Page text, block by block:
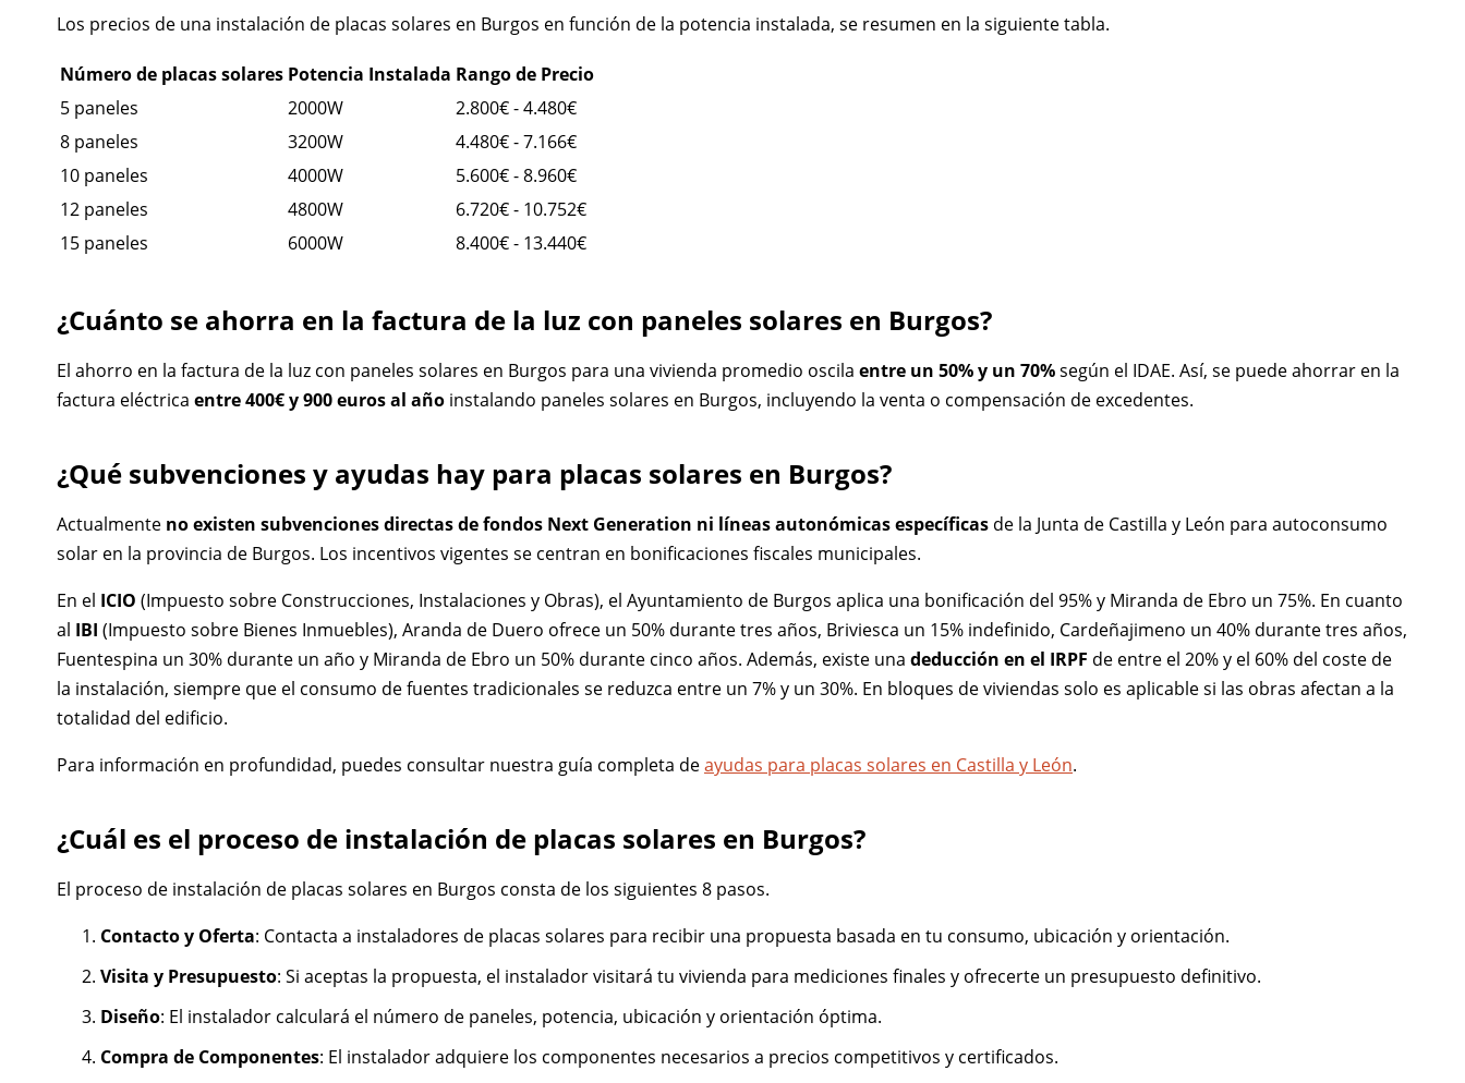
Los precios de una instalación de placas solares en Burgos en función de la potencia instalada, se resumen en la siguiente tabla.
Número de placas solares Potencia Instalada Rango de Precio
5 paneles
2000W
2.800€ - 4.480€
8 paneles
3200W
4.480€ - 7.166€
10 paneles
4000W
5.600€ - 8.960€
12 paneles
4800W
6.720€ - 10.752€
15 paneles
6000W 8.400€ - 13.440€
¿Cuánto se ahorra en la factura de la luz con paneles solares en Burgos?
El ahorro en la factura de la luz con paneles solares en Burgos para una vivienda promedio oscila entre un 50% y un 70%según el IDAE. Así, se puede ahorrar en la
factura eléctrica entre 400€ y 900 euros al año instalando paneles solares en Burgos, incluyendo la venta o compensación de excedentes.
¿Qué subvenciones y ayudas hay para placas solares en Burgos?
Actualmente no existen subvenciones directas de fondos Next Generation ni líneas autonómicas específicas de la Junta de Castilla y León para autoconsumo
solar en la provincia de Burgos. Los incentivos vigentes se centran en bonificaciones fiscales municipales.
En el ICIO (Impuesto sobre Construcciones, Instalaciones y Obras), el Ayuntamiento de Burgos aplica una bonificación del 95% y Miranda de Ebro un 75%. En cuanto
al IBI (Impuesto sobre Bienes Inmuebles), Aranda de Duero ofrece un 50% durante tres años, Briviesca un 15% indefinido, Cardeñajimeno un 40% durante tres años,
Fuentespina un 30% durante un año y Miranda de Ebro un 50% durante cinco años. Además, existe una deducción en el IRPF de entre el 20% y el 60% del coste de
la instalación, siempre que el consumo de fuentes tradicionales se reduzca entre un 7% y un 30%. En bloques de viviendas solo es aplicable si las obras afectan a la
totalidad del edificio.
Para información en profundidad, puedes consultar nuestra guía completa deayudas para placas solares en Castilla y León.
¿Cuál es el proceso de instalación de placas solares en Burgos?
El proceso de instalación de placas solares en Burgos consta de los siguientes 8 pasos.
Contacto y Oferta: Contacta a instaladores de placas solares para recibir una propuesta basada en tu consumo, ubicación y orientación.
Visita y Presupuesto: Si aceptas la propuesta, el instalador visitará tu vivienda para mediciones finales y ofrecerte un presupuesto definitivo.
Diseño: El instalador calculará el número de paneles, potencia, ubicación y orientación óptima.
Compra de Componentes: El instalador adquiere los componentes necesarios a precios competitivos y certificados.